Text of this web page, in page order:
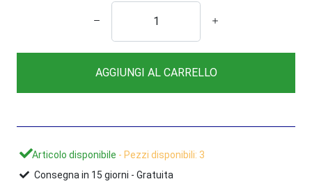
AGGIUNGI AL CARRELLO
Articolo disponibile - Pezzi disponibili: 3
Consegna in 15 giorni - Gratuita